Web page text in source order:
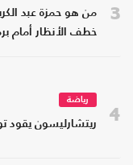
3
من هو حمزة عبد
خطف الأنظار أمام
4
رياضة
ريتشارليسون يقود